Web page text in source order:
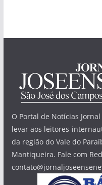
O Portal de Notícias
levar aos leitores-
da região do Vale do
Mantiqueira. Fale com